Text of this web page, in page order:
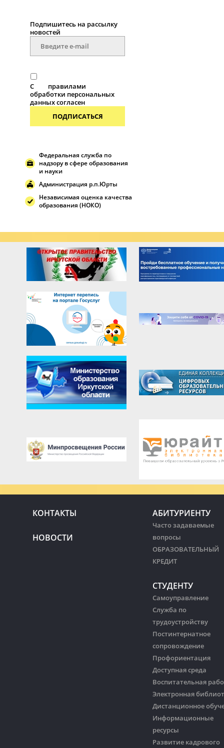
Подпишитесь на рассылку
новостей
С
правилами
обработки персональных
данных согласен
ПОДПИСАТЬСЯ
Федеральная служба по
надзору в сфере образования
и науки
Администрация р.п.Юрты
Независимая оценка качества
образования (НОКО)
КОНТАКТЫ
НОВОСТИ
АБИТУРИЕНТУ
Часто задаваемые
вопросы
ОБРАЗОВАТЕЛЬНЫЙ
КРЕДИТ
СТУДЕНТУ
Самоуправление
Служба по
трудоустройству
Постинтернатное
сопровождение
Профориентация
Доступная среда
Воспитательная
Электронная
Дистанционное
Информационные
ресурсы
Развитие кадрового